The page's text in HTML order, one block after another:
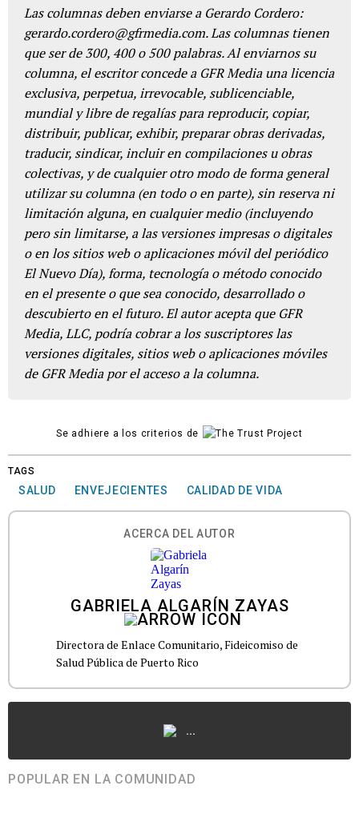
Las columnas deben enviarse a Gerardo Cordero:
gerardo.cordero@gfrmedia.com. Las columnas tienen
que ser de 300, 400 o 500 palabras. Al enviarnos su
columna, el escritor concede a GFR Media una licencia
exclusiva, perpetua, irrevocable, sublicenciable,
mundial y libre de regalías para reproducir, copiar,
distribuir, publicar, exhibir, preparar obras derivadas,
traducir, sindicar, incluir en compilaciones u obras
colectivas, y de cualquier otro modo de forma general
utilizar su columna (en todo o en parte), sin reserva ni
limitación alguna, en cualquier medio (incluyendo
pero sin limitarse, a las versiones impresas o digitales
o en los sitios web o aplicaciones móvil del periódico
El Nuevo Día), forma, tecnología o método conocido
en el presente o que sea conocido, desarrollado o
descubierto en el futuro. El autor acepta que GFR
Media, LLC, podría cobrar a los suscriptores las
versiones digitales, sitios web o aplicaciones móviles
de GFR Media por el acceso a la columna.
Se adhiere a los criterios de
TAGS
SALUD ENVEJECIENTES CALIDAD DE VIDA
ACERCA DEL AUTOR
GABRIELA ALGARÍN ZAYAS
Directora de Enlace Comunitario, Fideicomiso de
Salud Pública de Puerto Rico
...
POPULAR EN LA COMUNIDAD